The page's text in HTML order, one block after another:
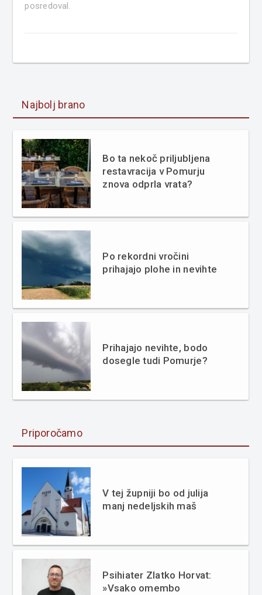
posredoval.
Najbolj brano
Bo ta nekoč priljubljena
restavracija v Pomurju
znova odprla vrata?
Po rekordni vročini
prihajajo plohe in nevihte
Prihajajo nevihte, bodo
dosegle tudi Pomurje?
Priporočamo
V tej župniji bo od julija
manj nedeljskih maš
Psihiater Zlatko Horvat:
»Vsako omembo